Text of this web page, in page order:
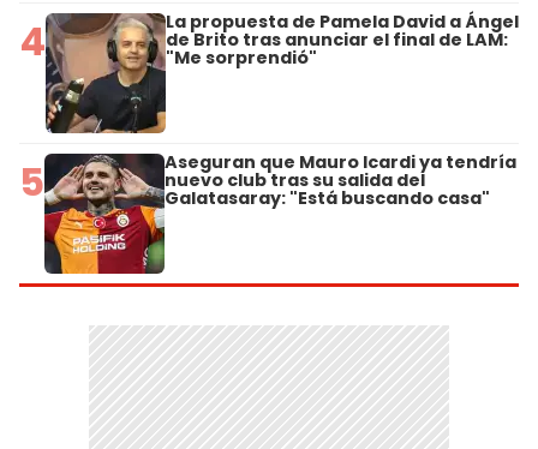
4 La propuesta de Pamela David a Ángel
de Brito tras anunciar el final de LAM:
"Me sorprendió"
5 Aseguran que Mauro Icardi ya tendría
nuevo club tras su salida del
Galatasaray: "Está buscando casa"